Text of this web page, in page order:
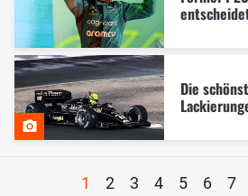
Die
1 2 3 4 5 6 7